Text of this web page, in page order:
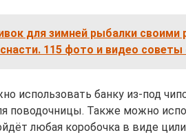
для зимней рыбалки своими
115 фото и видео
использовать банку из-под
поводочницы. Также можно
любая коробочка в виде